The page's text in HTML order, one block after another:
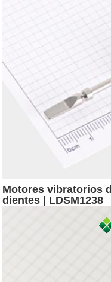
Motores vibratorios
dientes | LDSM1238